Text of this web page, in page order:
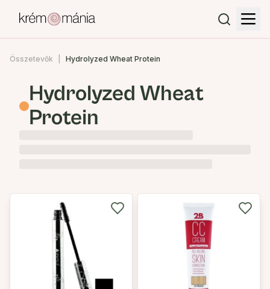
Összetevők Hydrolyzed Wheat Protein
Hydrolyzed Wheat
Protein